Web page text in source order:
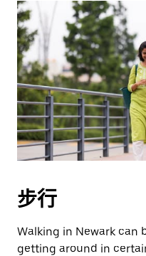
浏
览
日
历
并
选
择
日
期。
按
出
可
关
步行
Walking in Newark can
getting around in